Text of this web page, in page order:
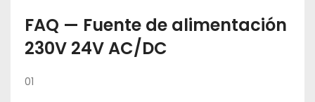
FAQ — Fuente de alimentación
230V 24V AC/DC
01